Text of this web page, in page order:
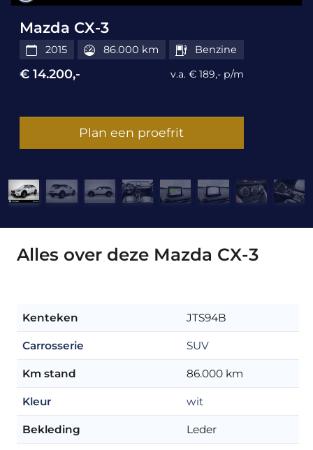
Mazda CX-3
2015 86.000 km Benzine
€ 14.200,- v.a. € 189,- p/m
Plan een proefrit
Alles over deze Mazda CX-3
Kenteken JTS94B
Carrosserie SUV
Km stand 86.000 km
Kleur wit
Bekleding Leder